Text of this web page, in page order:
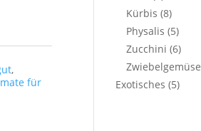
,
für
Kürbis (8)
Physalis (5)
Zucchini (6)
Zwiebelgemüse
Exotisches (5)